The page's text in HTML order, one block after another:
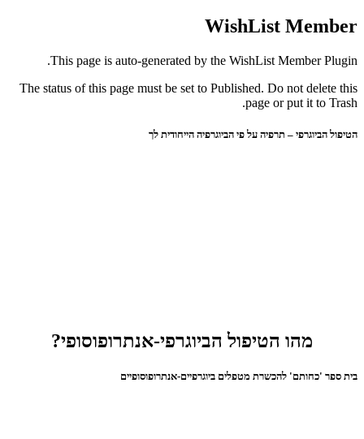
WishList Member
This page is auto-generated by the WishList Member Plugin.
The status of this page must be set to Published. Do not delete this
page or put it to Trash.
הטיפול הביוגרפי – תרפיה על פי הביוגרפיה הייחודית לך
מהו הטיפול הביוגרפי-אנתרופוסופי?
בית ספר 'כחותם' להכשרת מטפלים ביוגרפיים-אנתרופוסופיים